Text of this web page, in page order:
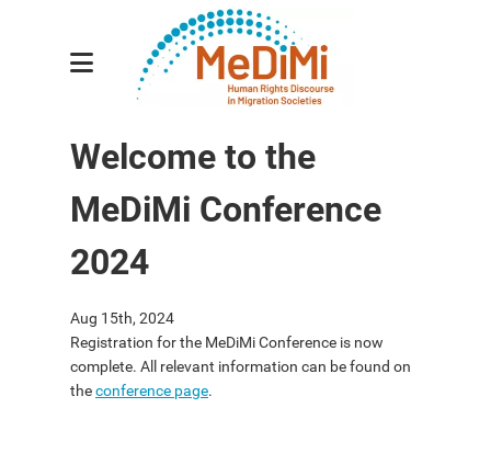
Sub-projects
Researchers
Publications
News
Contact
Welcome to the
MeDiMi Conference
2024
Aug 15th, 2024
Registration for the MeDiMi Conference is now
complete. All relevant information can be found on
theconference page.